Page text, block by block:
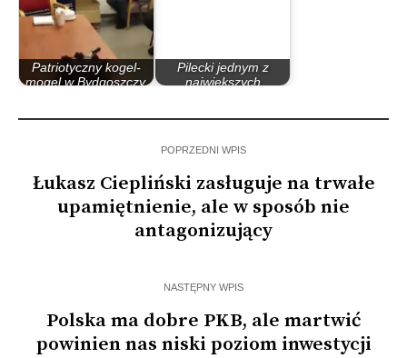
Patriotyczny kogel-
mogel w Bydgoszczy.
Pilecki jednym z
największych
POPRZEDNI WPIS
Łukasz Ciepliński zasługuje na trwałe
upamiętnienie, ale w sposób nie
antagonizujący
NASTĘPNY WPIS
Polska ma dobre PKB, ale martwić
powinien nas niski poziom inwestycji